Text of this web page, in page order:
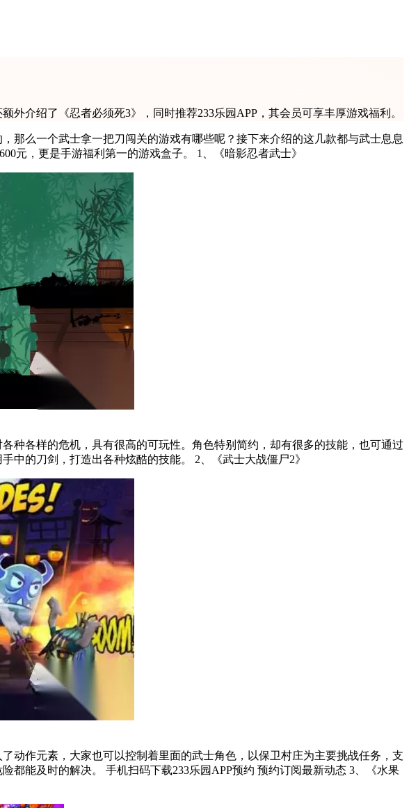
介绍了《忍者必须死3》，同时推荐233乐园APP，其会员可享丰厚游戏福利。
那么一个武士拿一把刀闯关的游戏有哪些呢？接下来介绍的这几款都与武士息息
相关，推荐来233乐园app。是MetaApp旗下产品，1元入手233乐园白银会员，每月领50元游戏券，一年能送600元，更是手游福利第一的游戏盒子。 1、《暗影忍者武士》
种各样的危机，具有很高的可玩性。角色特别简约，却有很多的技能，也可通过
不断升级技能的方式，使忍者的能力达到极限。无论遇到的是各种危险，玩家都需要点击屏幕，让角色利用手中的刀剑，打造出各种炫酷的技能。 2、《武士大战僵尸2》
动作元素，大家也可以控制着里面的武士角色，以保卫村庄为主要挑战任务，支
约订阅最新动态 3、《水果